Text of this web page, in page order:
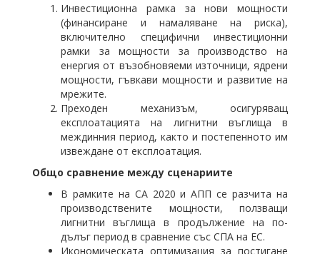
Инвестиционна рамка за нови мощности
(финансиране и намаляване на риска),
включително специфични инвестиционни
рамки за мощности за производство на
енергия от възобновяеми източници, ядрени
мощности, гъвкави мощности и развитие на
мрежите.
Преходен механизъм, осигуряващ
експлоатацията на лигнитни въглища в
междинния период, както и постепенното им
извеждане от експлоатация.
Общо сравнение между сценариите
В рамките на СА 2020 и АПП се разчита на
производствените мощности, ползващи
лигнитни въглища в продължение на по-
дълъг период в сравнение със СПА на ЕС.
Икономическата оптимизация за постигане